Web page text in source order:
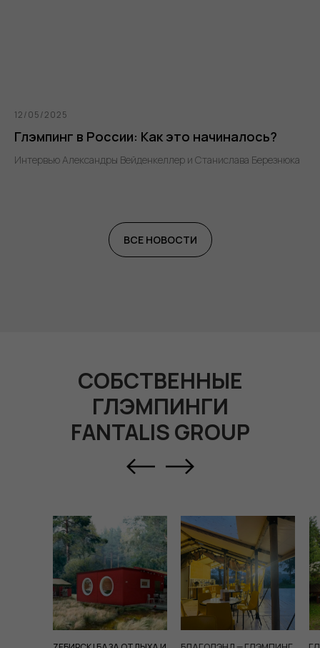
12/05/2025
Глэмпинг в России: Как это начиналось?
Интервью Александры Вейденкеллер и Станислава Березнюка
ВСЕ НОВОСТИ
СОБСТВЕННЫЕ
ГЛЭМПИНГИ
FANTALIS GROUP